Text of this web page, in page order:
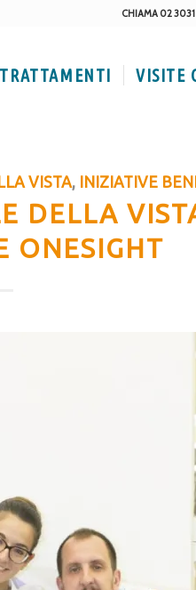
CHIAMA 02
VISITE
VISTA, INIZIATIVE
DELLA
ONESIGHT